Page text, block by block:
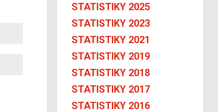
STATISTIKY 2025
STATISTIKY 2023
STATISTIKY 2021
STATISTIKY 2019
STATISTIKY 2018
STATISTIKY 2017
STATISTIKY 2016